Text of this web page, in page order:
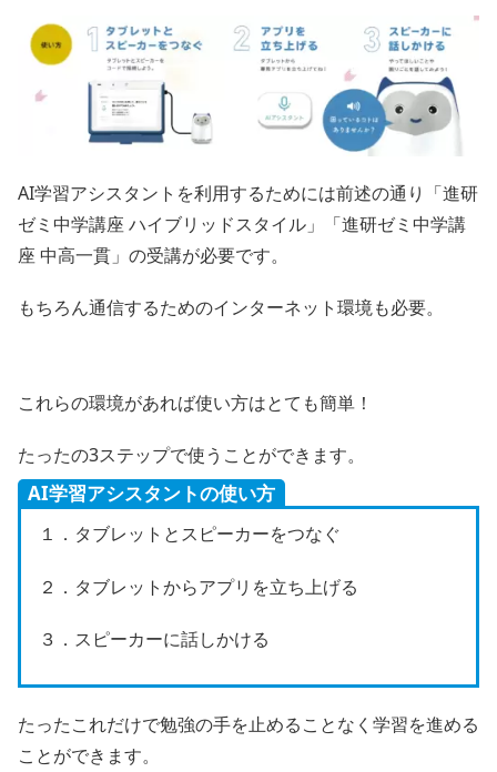
AI学習アシスタントを利用するためには前述の通り「進研
ゼミ中学講座 ハイブリッドスタイル」「進研ゼミ中学講
座 中高一貫」の受講が必要です。
もちろん通信するためのインターネット環境も必要。
これらの環境があれば使い方はとても簡単！
たったの3ステップで使うことができます。
AI学習アシスタントの使い方
１．タブレットとスピーカーをつなぐ
２．タブレットからアプリを立ち上げる
３．スピーカーに話しかける
たったこれだけで勉強の手を止めることなく学習を進める
ことができます。